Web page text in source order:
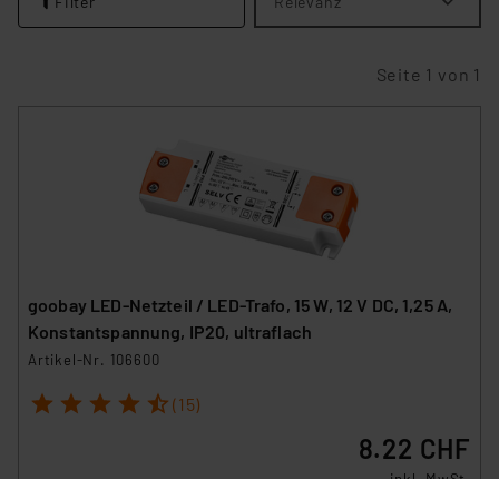
Seite 1 von 1
goobay LED-Netzteil / LED-Trafo, 15 W, 12 V DC, 1,25 A,
Konstantspannung, IP20, ultraflach
Artikel-Nr. 106600
1 2 3 4 5 (15)
8.22 CHF